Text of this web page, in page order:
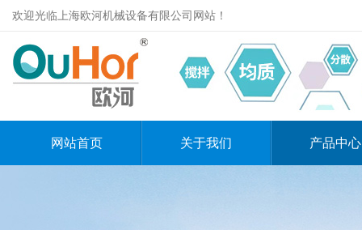
欢迎光临上海欧河机械设备有限公司网站！
网站首页 关于我们 产品中心